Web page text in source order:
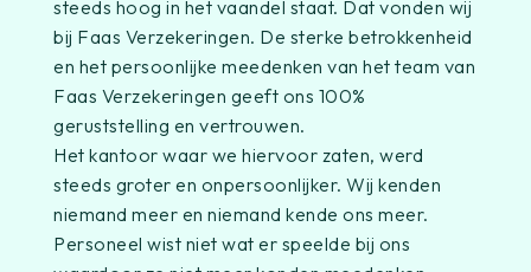
steeds hoog in het vaandel staat. Dat vonden wij
bij Faas Verzekeringen. De sterke betrokkenheid
en het persoonlijke meedenken van het team van
Faas Verzekeringen geeft ons 100%
geruststelling en vertrouwen.
Het kantoor waar we hiervoor zaten, werd
steeds groter en onpersoonlijker. Wij kenden
niemand meer en niemand kende ons meer.
Personeel wist niet wat er speelde bij ons